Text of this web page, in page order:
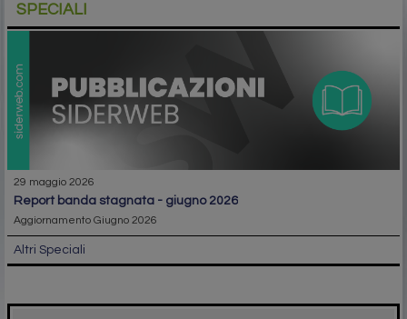
SPECIALI
29 maggio 2026
report banda stagnata - giugno 2026
Aggiornamento Giugno 2026
Altri Speciali